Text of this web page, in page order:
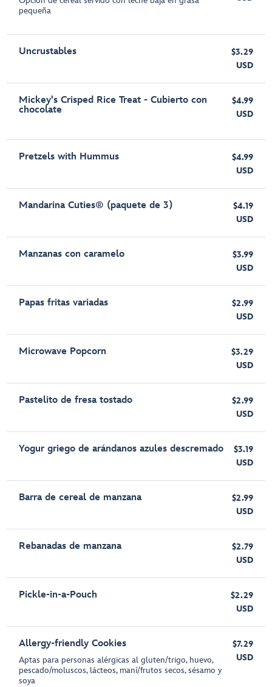
pequeña
Uncrustables
$3.29
USD
Mickey's Crisped Rice Treat - Cubierto con
chocolate
$4.99
USD
Pretzels with Hummus
$4.99
USD
Mandarina Cuties® (paquete de 3)
$4.19
USD
Manzanas con caramelo
$3.99
USD
Papas fritas variadas
$2.99
USD
Microwave Popcorn
$3.29
USD
Pastelito de fresa tostado
$2.99
USD
Yogur griego de arándanos azules descremado
$3.19
USD
Barra de cereal de manzana
$2.99
USD
Rebanadas de manzana
$2.79
USD
Pickle-in-a-Pouch
$2.29
USD
Allergy-friendly Cookies
Aptas para personas alérgicas al gluten/trigo, huevo,
pescado/moluscos, lácteos, maní/frutos secos, sésamo y
soya
$7.29
USD